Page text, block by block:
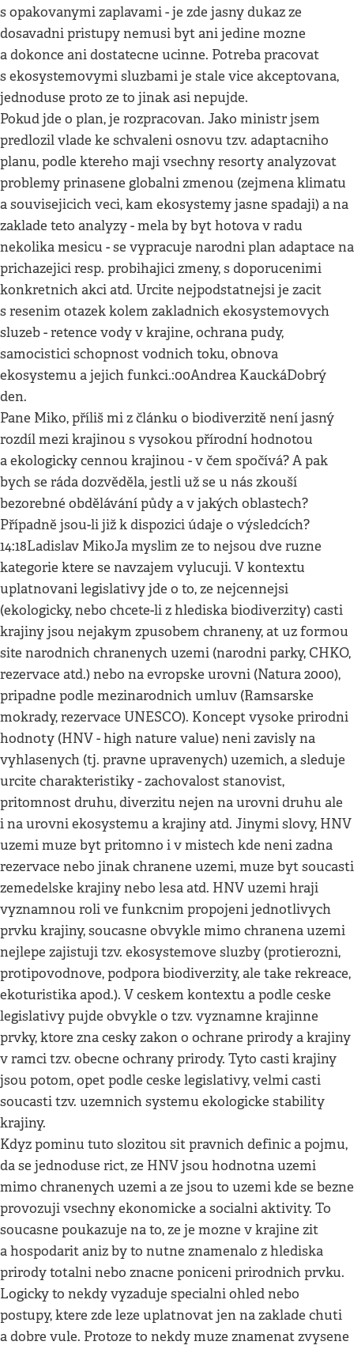
s opakovanymi zaplavami - je zde jasny dukaz ze
dosavadni pristupy nemusi byt ani jedine mozne
a dokonce ani dostatecne ucinne. Potreba pracovat
s ekosystemovymi sluzbami je stale vice akceptovana,
jednoduse proto ze to jinak asi nepujde.
Pokud jde o plan, je rozpracovan. Jako ministr jsem
predlozil vlade ke schvaleni osnovu tzv. adaptacniho
planu, podle ktereho maji vsechny resorty analyzovat
problemy prinasene globalni zmenou (zejmena klimatu
a souvisejicich veci, kam ekosystemy jasne spadaji) a na
zaklade teto analyzy - mela by byt hotova v radu
nekolika mesicu - se vypracuje narodni plan adaptace na
prichazejici resp. probihajici zmeny, s doporucenimi
konkretnich akci atd. Urcite nejpodstatnejsi je zacit
s resenim otazek kolem zakladnich ekosystemovych
sluzeb - retence vody v krajine, ochrana pudy,
samocistici schopnost vodnich toku, obnova
ekosystemu a jejich funkci.:00Andrea KauckáDobrý
den.
Pane Miko, příliš mi z článku o biodiverzitě není jasný
rozdíl mezi krajinou s vysokou přírodní hodnotou
a ekologicky cennou krajinou - v čem spočívá? A pak
bych se ráda dozvěděla, jestli už se u nás zkouší
bezorebné obdělávání půdy a v jakých oblastech?
Případně jsou-li již k dispozici údaje o výsledcích?
14:18Ladislav MikoJa myslim ze to nejsou dve ruzne
kategorie ktere se navzajem vylucuji. V kontextu
uplatnovani legislativy jde o to, ze nejcennejsi
(ekologicky, nebo chcete-li z hlediska biodiverzity) casti
krajiny jsou nejakym zpusobem chraneny, at uz formou
site narodnich chranenych uzemi (narodni parky, CHKO,
rezervace atd.) nebo na evropske urovni (Natura 2000),
pripadne podle mezinarodnich umluv (Ramsarske
mokrady, rezervace UNESCO). Koncept vysoke prirodni
hodnoty (HNV - high nature value) neni zavisly na
vyhlasenych (tj. pravne upravenych) uzemich, a sleduje
urcite charakteristiky - zachovalost stanovist,
pritomnost druhu, diverzitu nejen na urovni druhu ale
i na urovni ekosystemu a krajiny atd. Jinymi slovy, HNV
uzemi muze byt pritomno i v mistech kde neni zadna
rezervace nebo jinak chranene uzemi, muze byt soucasti
zemedelske krajiny nebo lesa atd. HNV uzemi hraji
vyznamnou roli ve funkcnim propojeni jednotlivych
prvku krajiny, soucasne obvykle mimo chranena uzemi
nejlepe zajistuji tzv. ekosystemove sluzby (protierozni,
protipovodnove, podpora biodiverzity, ale take rekreace,
ekoturistika apod.). V ceskem kontextu a podle ceske
legislativy pujde obvykle o tzv. vyznamne krajinne
prvky, ktore zna cesky zakon o ochrane prirody a krajiny
v ramci tzv. obecne ochrany prirody. Tyto casti krajiny
jsou potom, opet podle ceske legislativy, velmi casti
soucasti tzv. uzemnich systemu ekologicke stability
krajiny.
Kdyz pominu tuto slozitou sit pravnich definic a pojmu,
da se jednoduse rict, ze HNV jsou hodnotna uzemi
mimo chranenych uzemi a ze jsou to uzemi kde se bezne
provozuji vsechny ekonomicke a socialni aktivity. To
soucasne poukazuje na to, ze je mozne v krajine zit
a hospodarit aniz by to nutne znamenalo z hlediska
prirody totalni nebo znacne poniceni prirodnich prvku.
Logicky to nekdy vyzaduje specialni ohled nebo
postupy, ktere zde leze uplatnovat jen na zaklade chuti
a dobre vule. Protoze to nekdy muze znamenat zvysene